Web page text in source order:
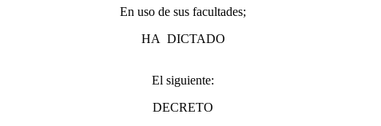
En uso de sus facultades;
HA DICTADO
El siguiente:
DECRETO